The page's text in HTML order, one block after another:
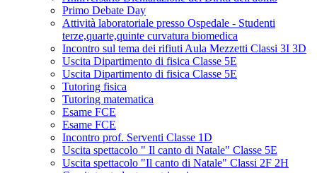
Primo Debate Day
Attività laboratoriale presso Ospedale - Studenti
terze,quarte,quinte curvatura biomedica
Incontro sul tema dei rifiuti Aula Mezzetti Classi 3I 3D
Uscita Dipartimento di fisica Classe 5E
Uscita Dipartimento di fisica Classe 5E
Tutoring fisica
Tutoring matematica
Esame FCE
Esame FCE
Incontro prof. Serventi Classe 1D
Uscita spettacolo " Il canto di Natale" Classe 5E
Uscita spettacolo "Il canto di Natale" Classi 2F 2H